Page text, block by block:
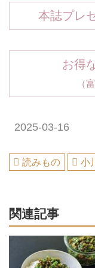
本誌プレ
お得
（富
2025-03-16
読みもの 小
関連記事